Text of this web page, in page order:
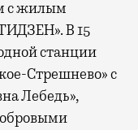
с жилым
В 15
станции
Стрешнево» с
Лебедь»,